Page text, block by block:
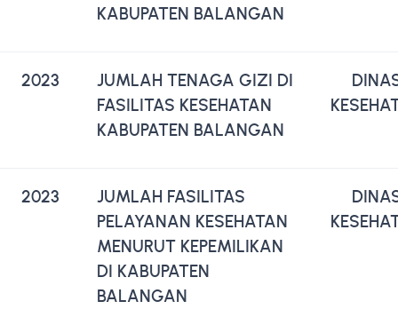
KABUPATEN BALANGAN
2023
JUMLAH TENAGA GIZI DI
FASILITAS KESEHATAN
KABUPATEN BALANGAN
2023
JUMLAH FASILITAS
PELAYANAN KESEHATAN
MENURUT KEPEMILIKAN
DI KABUPATEN
BALANGAN